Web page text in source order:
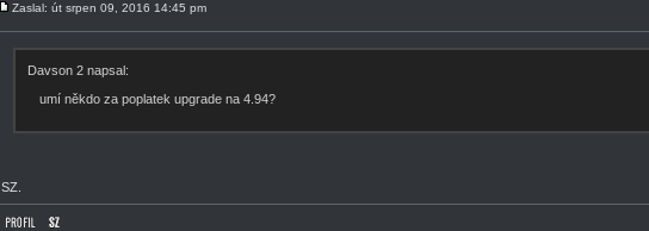
Zaslal: út srpen 09, 2016 14:45 pm
Davson 2 napsal:
umí někdo za poplatek upgrade na 4.94?
SZ.